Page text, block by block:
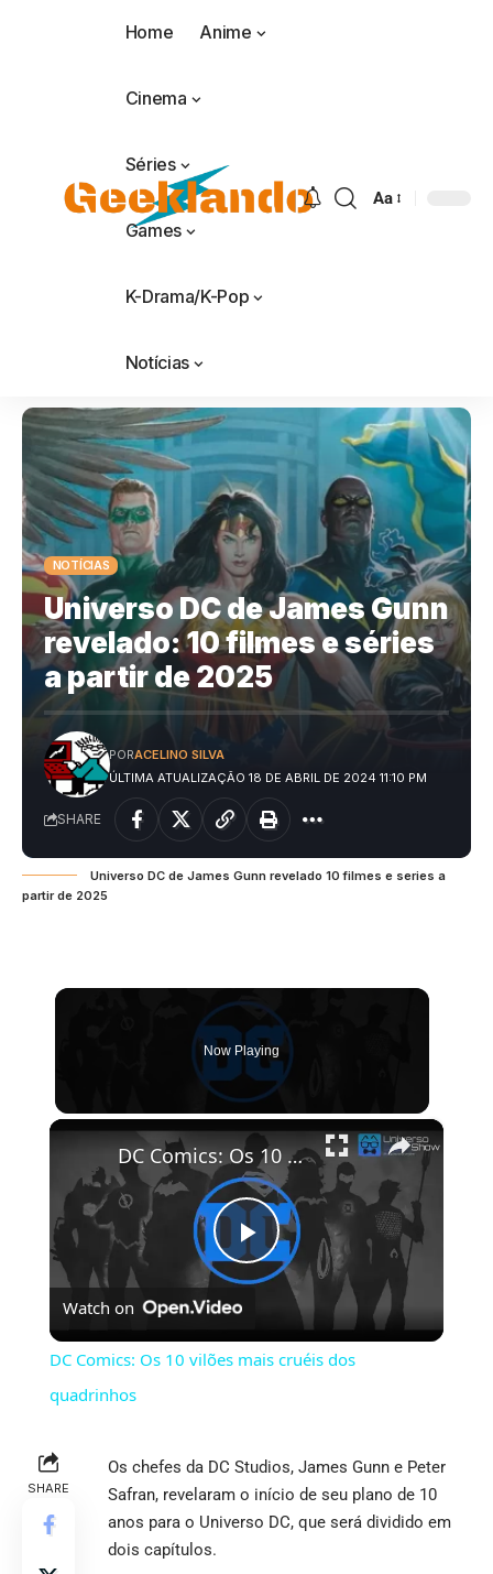
Home Anime
Cinema
Séries
Games
K-Drama/K-Pop
Notícias
Aa
NOTÍCIAS
Universo DC de James Gunn
revelado: 10 filmes e séries
a partir de 2025
ÚLTIMA ATUALIZAÇÃO 18 DE ABRIL DE 2024 11:10 PM
PORACELINO SILVA
SHARE
Universo DC de James Gunn revelado 10 filmes e series a
partir de 2025
Now Playing
×
Play
Video
DC Comics: Os 10 vilões mais cruéis dos quadrinhos
Watch on
DC Comics: Os 10 vilões mais cruéis dos
quadrinhos
SHARE
Os chefes da DC Studios, James Gunn e Peter
Safran, revelaram o início de seu plano de 10
anos para o Universo DC, que será dividido em
dois capítulos.